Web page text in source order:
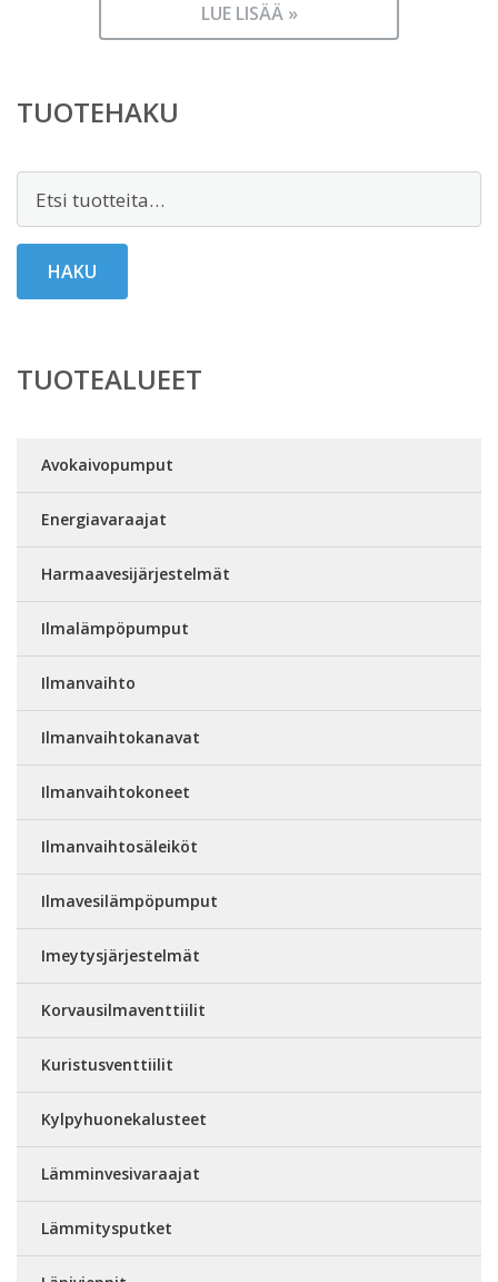
LUE LISÄÄ »
TUOTEHAKU
Etsi:
HAKU
TUOTEALUEET
Avokaivopumput
Energiavaraajat
Harmaavesijärjestelmät
Ilmalämpöpumput
Ilmanvaihto
Ilmanvaihtokanavat
Ilmanvaihtokoneet
Ilmanvaihtosäleiköt
Ilmavesilämpöpumput
Imeytysjärjestelmät
Korvausilmaventtiilit
Kuristusventtiilit
Kylpyhuonekalusteet
Lämminvesivaraajat
Lämmitysputket